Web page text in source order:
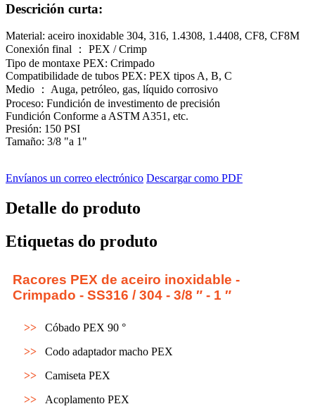
Descrición curta:
Material: aceiro inoxidable 304, 316, 1.4308, 1.4408, CF8, CF8M
Conexión final ： PEX / Crimp
Tipo de montaxe PEX: Crimpado
Compatibilidade de tubos PEX: PEX tipos A, B, C
Medio ： Auga, petróleo, gas, líquido corrosivo
Proceso: Fundición de investimento de precisión
Fundición Conforme a ASTM A351, etc.
Presión: 150 PSI
Tamaño: 3/8 "a 1"
Envíanos un correo electrónico Descargar como PDF
Detalle do produto
Etiquetas do produto
Racores PEX de aceiro inoxidable -
Crimpado - SS316 / 304 - 3/8 ″ - 1 ″
>>
Cóbado PEX 90 °
>>
Codo adaptador macho PEX
>>
Camiseta PEX
>>
Acoplamento PEX